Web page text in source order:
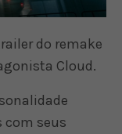
do remake
Cloud.
com seus